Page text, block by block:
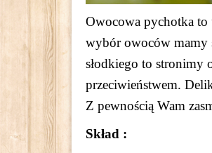
Owocowa pychotka to
wybór owoców mamy
słodkiego to stronimy
przeciwieństwem.
Z pewnością Wam
Skład :